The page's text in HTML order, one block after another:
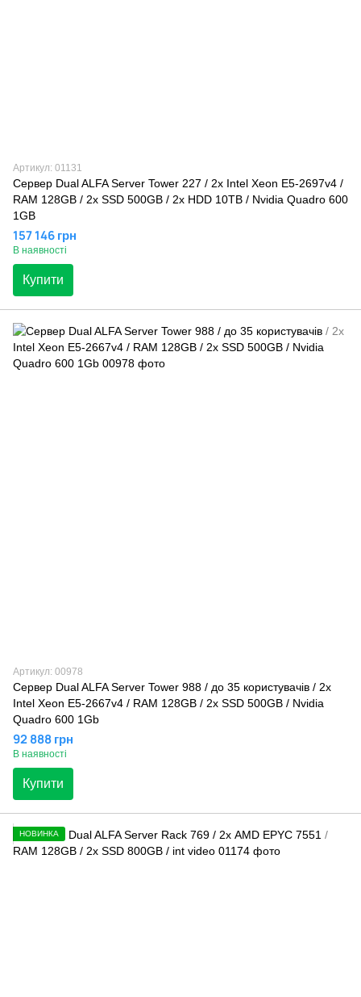
Артикул: 01131
Сервер Dual ALFA Server Tower 227 / 2х Intel Xeon E5-2697v4 /
RAM 128GB / 2x SSD 500GB / 2x HDD 10TB / Nvidia Quadro 600
1GB
157 146 грн
В наявності
Купити
Артикул: 00978
Сервер Dual ALFA Server Tower 988 / до 35 кopиcтувaчів / 2х
Intel Xeon E5-2667v4 / RAM 128GB / 2x SSD 500GB / Nvidia
Quadro 600 1Gb
92 888 грн
В наявності
Купити
НОВИНКА